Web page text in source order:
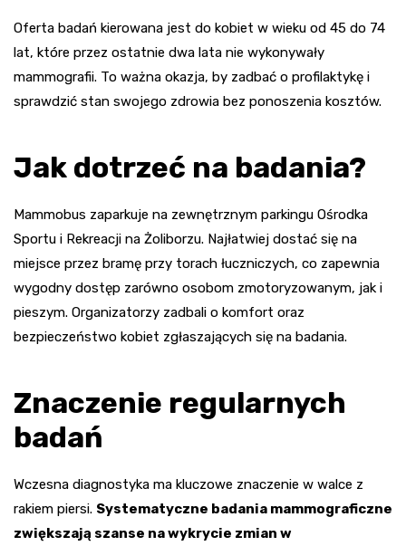
Oferta badań kierowana jest do kobiet w wieku od 45 do 74
lat, które przez ostatnie dwa lata nie wykonywały
mammografii. To ważna okazja, by zadbać o profilaktykę i
sprawdzić stan swojego zdrowia bez ponoszenia kosztów.
Jak dotrzeć na badania?
Mammobus zaparkuje na zewnętrznym parkingu Ośrodka
Sportu i Rekreacji na Żoliborzu. Najłatwiej dostać się na
miejsce przez bramę przy torach łuczniczych, co zapewnia
wygodny dostęp zarówno osobom zmotoryzowanym, jak i
pieszym. Organizatorzy zadbali o komfort oraz
bezpieczeństwo kobiet zgłaszających się na badania.
Znaczenie regularnych
badań
Wczesna diagnostyka ma kluczowe znaczenie w walce z
rakiem piersi. Systematyczne badania mammograficzne
zwiększają szanse na wykrycie zmian w